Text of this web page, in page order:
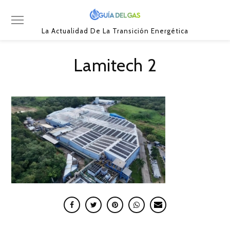
La Actualidad De La Transición Energética
Lamitech 2